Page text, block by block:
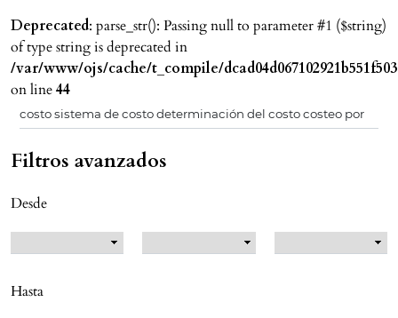
Deprecated: parse_str(): Passing null to parameter #1 ($string)
of type string is deprecated in
/var/www/ojs/cache/t_compile/
on line44
Filtros avanzados
Desde
Hasta